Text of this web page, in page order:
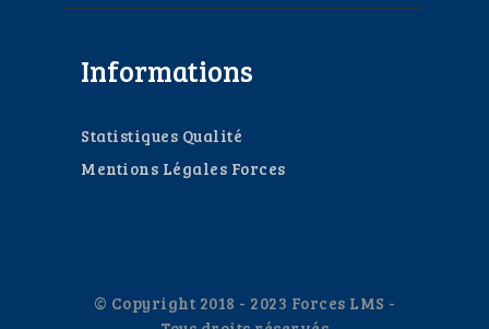
Informations
Statistiques Qualité
Mentions Légales Forces
© Copyright 2018 - 2023 Forces LMS -